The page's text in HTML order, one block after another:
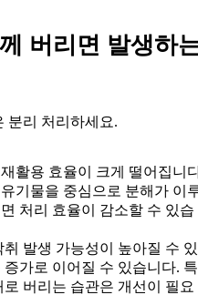
버리면 발생하
활용 효율이 크게 떨어집니
기물을 중심으로 분해가 이
처리 효율이 감소할 수 있습
발생 가능성이 높아질 수 있
가로 이어질 수 있습니다. 특
버리는 습관은 개선이 필요